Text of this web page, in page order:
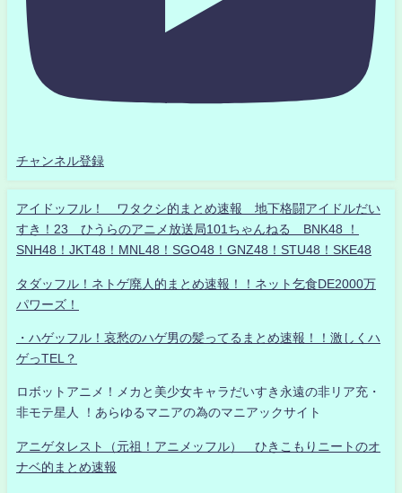
チャンネル登録
アイドッフル！ ワタクシ的まとめ速報 地下格闘アイドルだい
すき！23 ひうらのアニメ放送局101ちゃんねる BNK48 ！
SNH48！JKT48！MNL48！SGO48！GNZ48！STU48！SKE48
タダッフル！ネトゲ廃人的まとめ速報！！ネット乞食DE2000万
パワーズ！
・ハゲッフル！哀愁のハゲ男の髪ってるまとめ速報！！激しくハ
ゲっTEL？
ロボットアニメ！メカと美少女キャラだいすき永遠の非リア充・
非モテ星人 ！あらゆるマニアの為のマニアックサイト
アニゲタレスト（元祖！アニメッフル） ひきこもりニートのオ
ナベ的まとめ速報